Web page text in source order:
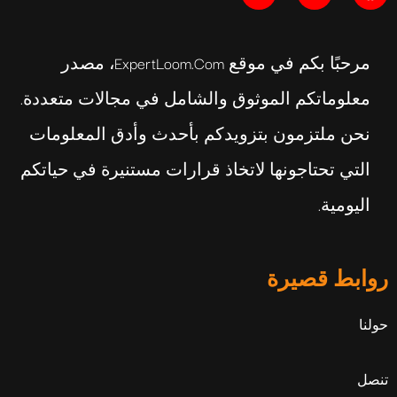
مرحبًا بكم في موقع ExpertLoom.com، مصدر
معلوماتكم الموثوق والشامل في مجالات متعددة.
نحن ملتزمون بتزويدكم بأحدث وأدق المعلومات
التي تحتاجونها لاتخاذ قرارات مستنيرة في حياتكم
اليومية.
روابط قصيرة
حولنا
تنصل